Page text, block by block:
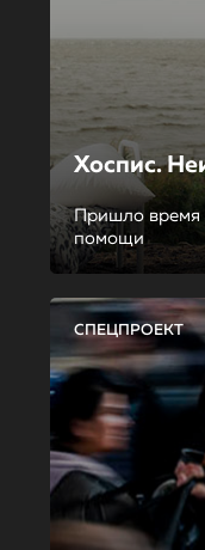
Хоспис.
Пришло время
помощи
СПЕЦПРОЕКТ